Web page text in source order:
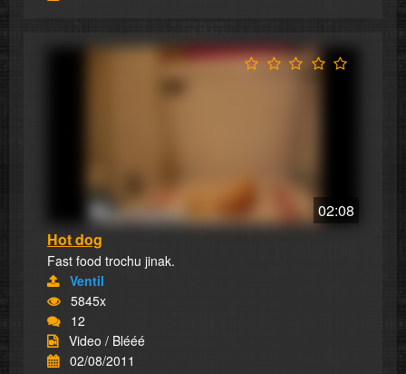
02:08
Hot dog
Fast food trochu jinak.
Ventil
5845x
12
Video / Blééé
02/08/2011